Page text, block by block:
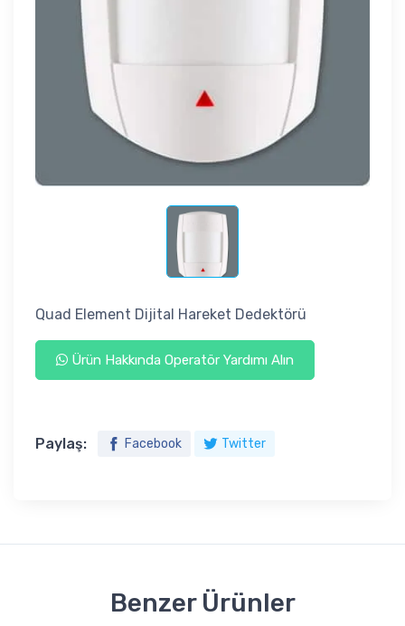
Quad Element Dijital Hareket Dedektörü
Ürün Hakkında Operatör Yardımı Alın
Paylaş: Facebook Twitter
Benzer Ürünler